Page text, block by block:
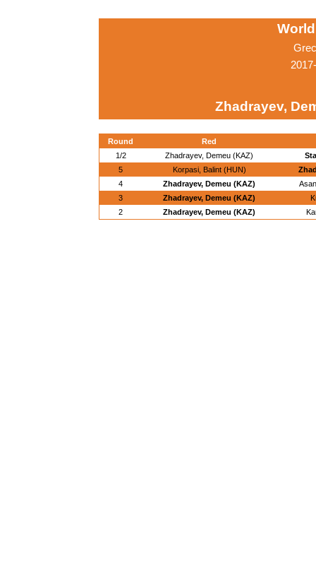
Zhadrayev,
Round
Red
1/2
Zhadrayev, Demeu (KAZ)
5
Korpasi, Balint (HUN)
4
Zhadrayev, Demeu (KAZ)
3
Zhadrayev, Demeu (KAZ)
2
Zhadrayev, Demeu (KAZ)